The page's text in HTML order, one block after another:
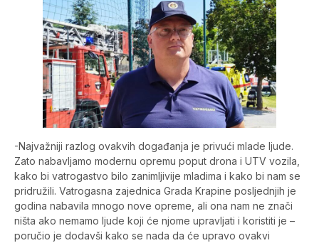
-Najvažniji razlog ovakvih događanja je privući mlade ljude.
Zato nabavljamo modernu opremu poput drona i UTV vozila,
kako bi vatrogastvo bilo zanimljivije mladima i kako bi nam se
pridružili. Vatrogasna zajednica Grada Krapine posljednjih je
godina nabavila mnogo nove opreme, ali ona nam ne znači
ništa ako nemamo ljude koji će njome upravljati i koristiti je –
poručio je dodavši kako se nada da će upravo ovakvi